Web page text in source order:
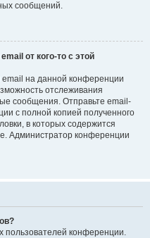
сообщений.
от кого-то с этой
на данной конференции
отслеживания
сообщения. Отправьте email-
с полной копией полученного
в которых содержится
Администратор конференции
пользователей конференции.